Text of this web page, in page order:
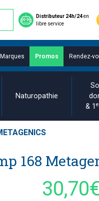
Distributeur 24h/24en
libre service
Marques Promos Rendez-
Naturopathie
& 1
168